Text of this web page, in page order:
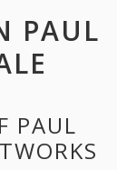
PAUL
PAUL